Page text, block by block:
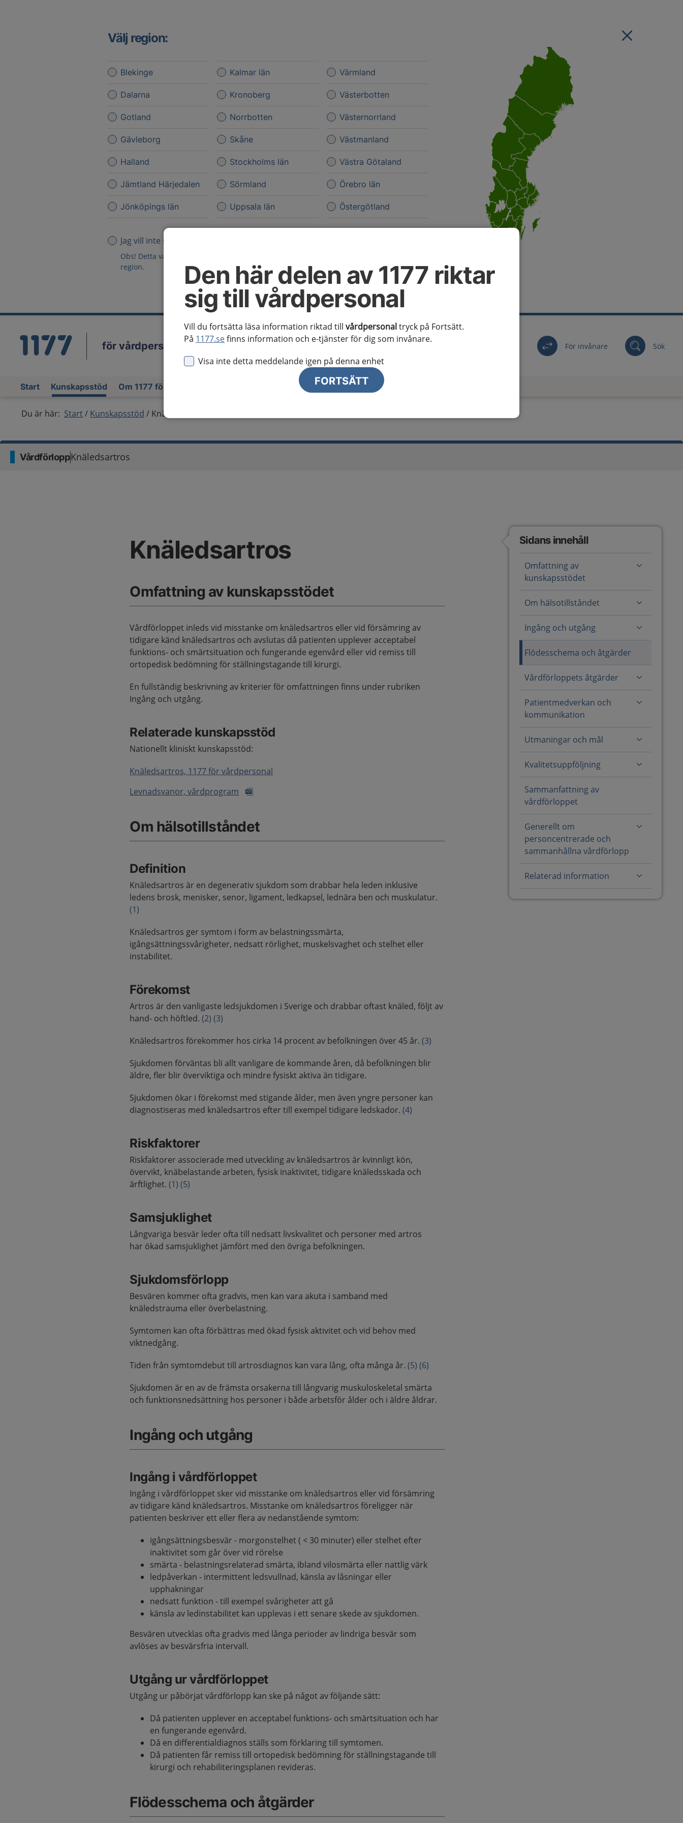
Den här delen av 1177 riktar
sig till vårdpersonal
Vill du fortsätta läsa information riktad till vårdpersonaltryck på Fortsätt.
På 1177.sefinns information och e-tjänster för dig som invånare.
Visa inte detta meddelande igen på denna enhet
FORTSÄTT
Välj region:
Blekinge
Dalarna
Gotland
Gävleborg
Halland
Jämtland Härjedalen
Jönköpings län
Kalmar län
Kronoberg
Norrbotten
Skåne
Stockholms län
Sörmland
Uppsala län
Värmland
Västerbotten
Västernorrland
Västmanland
Västra Götaland
Örebro län
Östergötland
Jag vill inte se någon regional information
Obs! Detta val innebär att du inte ser regionalt innehåll och viktig information som gäller just din
region.
för vårdpersonal Välj region För invånare Sök
Start Kunskapsstöd Om 1177 för vårdpersonal
Du är här: Start Kunskapsstöd Knäledsartros
VårdförloppKnäledsartros
Knäledsartros
Omfattning av kunskapsstödet
Vårdförloppet inleds vid misstanke om knäledsartros eller vid försämring av
tidigare känd knäledsartros och avslutas då patienten upplever acceptabel
funktions- och smärtsituation och fungerande egenvård eller vid remiss till
ortopedisk bedömning för ställningstagande till kirurgi.
En fullständig beskrivning av kriterier för omfattningen finns under rubriken
Ingång och utgång.
Relaterade kunskapsstöd
Nationellt kliniskt kunskapsstöd:
Knäledsartros, 1177 för vårdpersonal
Levnadsvanor, vårdprogram
Om hälsotillståndet
Definition
Knäledsartros är en degenerativ sjukdom som drabbar hela leden inklusive
ledens brosk, menisker, senor, ligament, ledkapsel, lednära ben och muskulatur.
(1)
Knäledsartros ger symtom i form av belastningssmärta,
igångsättningssvårigheter, nedsatt rörlighet, muskelsvaghet och stelhet eller
instabilitet.
Förekomst
Artros är den vanligaste ledsjukdomen i Sverige och drabbar oftast knäled, följt av
hand- och höftled.(2) (3)
Knäledsartros förekommer hos cirka 14 procent av befolkningen över 45 år.(3)
Sjukdomen förväntas bli allt vanligare de kommande åren, då befolkningen blir
äldre, fler blir överviktiga och mindre fysiskt aktiva än tidigare.
Sjukdomen ökar i förekomst med stigande ålder, men även yngre personer kan
diagnostiseras med knäledsartros efter till exempel tidigare ledskador.(4)
Riskfaktorer
Riskfaktorer associerade med utveckling av knäledsartros är kvinnligt kön,
övervikt, knäbelastande arbeten, fysisk inaktivitet, tidigare knäledsskada och
ärftlighet.(1) (5)
Samsjuklighet
Långvariga besvär leder ofta till nedsatt livskvalitet och personer med artros
har ökad samsjuklighet jämfört med den övriga befolkningen.
Sjukdomsförlopp
Besvären kommer ofta gradvis, men kan vara akuta i samband med
knäledstrauma eller överbelastning.
Symtomen kan ofta förbättras med ökad fysisk aktivitet och vid behov med
viktnedgång.
Tiden från symtomdebut till artrosdiagnos kan vara lång, ofta många år.(5) (6)
Sjukdomen är en av de främsta orsakerna till långvarig muskuloskeletal smärta
och funktionsnedsättning hos personer i både arbetsför ålder och i äldre åldrar.
Ingång och utgång
Ingång i vårdförloppet
Ingång i vårdförloppet sker vid misstanke om knäledsartros eller vid försämring
av tidigare känd knäledsartros. Misstanke om knäledsartros föreligger när
patienten beskriver ett eller flera av nedanstående symtom:
igångsättningsbesvär - morgonstelhet ( < 30 minuter) eller stelhet efter
inaktivitet som går över vid rörelse
smärta - belastningsrelaterad smärta, ibland vilosmärta eller nattlig värk
ledpåverkan - intermittent ledsvullnad, känsla av låsningar eller
upphakningar
nedsatt funktion - till exempel svårigheter att gå
känsla av ledinstabilitet kan upplevas i ett senare skede av sjukdomen.
Besvären utvecklas ofta gradvis med långa perioder av lindriga besvär som
avlöses av besvärsfria intervall.
Utgång ur vårdförloppet
Utgång ur påbörjat vårdförlopp kan ske på något av följande sätt:
Då patienten upplever en acceptabel funktions- och smärtsituation och har
en fungerande egenvård.
Då en differentialdiagnos ställs som förklaring till symtomen.
Då patienten får remiss till ortopedisk bedömning för ställningstagande till
kirurgi och rehabiliteringsplanen revideras.
Flödesschema och åtgärder
Sidans innehåll
Omfattning av
kunskapsstödet
Om hälsotillståndet
Ingång och utgång
Flödesschema och åtgärder
Vårdförloppets åtgärder
Patientmedverkan och
kommunikation
Utmaningar och mål
Kvalitetsuppföljning
Sammanfattning av
vårdförloppet
Generellt om
personcentrerade och
sammanhållna vårdförlopp
Relaterad information